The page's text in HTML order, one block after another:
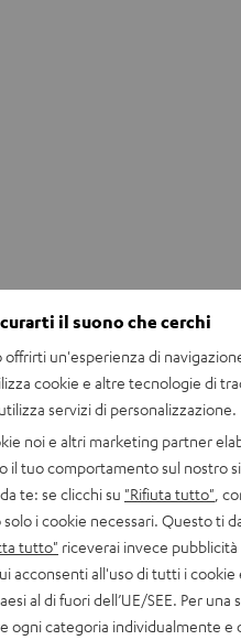
TWS 2 Silicone Ear-Tips
di ricambio in silicone per
il suono che cerchi
offrirti un'esperienza di
cookie e altre tecnologie di
servizi di personalizzazione.
noi e altri marketing partner
il tuo comportamento sul nostro
te: se clicchi su "Rifiuta tutto" ,
i cookie necessari. Questo ti
tutto" riceverai invece
acconsenti all'uso di tutti i
al di fuori dell’UE/SEE. Per
ogni categoria individualmente e